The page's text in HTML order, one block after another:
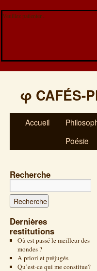
Veuillez patienter...
φ CAFÉS-
Accueil
Poésie
Recherche
Dernières
restitutions
Où est passé le meilleur des
mondes ?
A priori et préjugés
Qu’est-ce qui me constitue?